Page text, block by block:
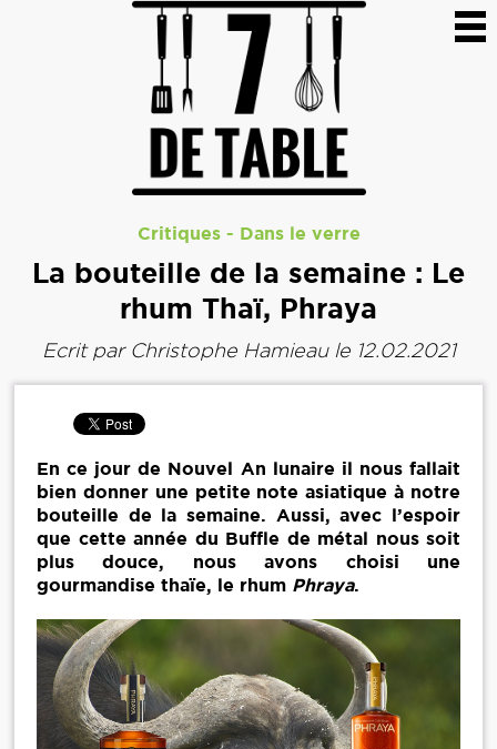
Critiques- Dans le verre
La bouteille de la semaine : Le
rhum Thaï, Phraya
Ecrit par Christophe Hamieaule 12.02.2021
En ce jour de Nouvel An lunaire il nous fallait
bien donner une petite note asiatique à notre
bouteille de la semaine. Aussi, avec l’espoir
que cette année du Buffle de métal nous soit
plus douce, nous avons choisi une
gourmandise thaïe, le rhum Phraya.